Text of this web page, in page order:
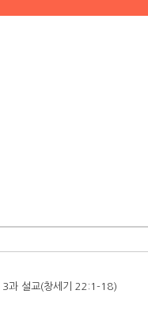
3과 설교(창세기 22:1-18)